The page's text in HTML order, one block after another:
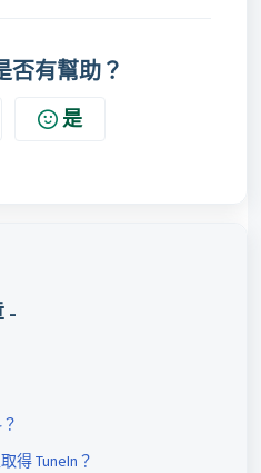
否有幫助？
是
-
得 TuneIn？